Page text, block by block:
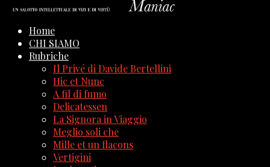
Home
CHI SIAMO
Rubriche
Il Privé di Davide Bertellini
Hic et Nunc
A fil di fumo
Delicatessen
La Signora in Viaggio
Meglio soli che
Mille et un flacons
Vertigini